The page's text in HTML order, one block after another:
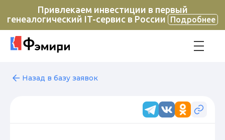
Привлекаем инвестиции в первый
генеалогический IT-сервис в России
Подробнее
Назад в базу заявок